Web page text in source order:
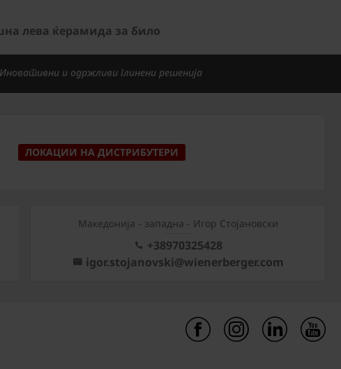
лева ќерамида за било
Иновативни и одржливи глинени решенија
ЛОКАЦИИ НА ДИСТРИБУТЕРИ
Mакедонија - западна - Игор Стојановски
+38970325428
igor.stojanovski@wienerberger.com